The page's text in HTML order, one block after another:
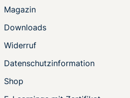
Magazin
Downloads
Widerruf
Datenschutzinformation
Shop